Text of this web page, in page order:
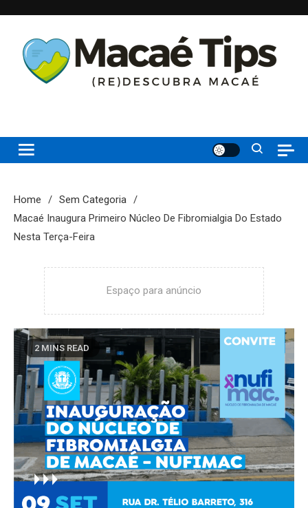
content
Princesinha do Atlântico
Home
Sem Categoria
Macaé Inaugura Primeiro Núcleo De Fibromialgia Do Estado
Nesta Terça-Feira
Espaço para anúncio
2 MINS READ